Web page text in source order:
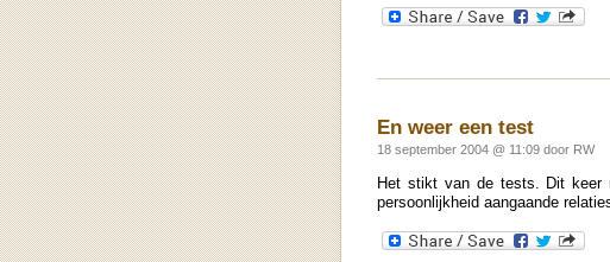
En weer een test
18 september 2004 @ 11:09 door RW
Het stikt van de tests. Dit keer
persoonlijkheid aangaande